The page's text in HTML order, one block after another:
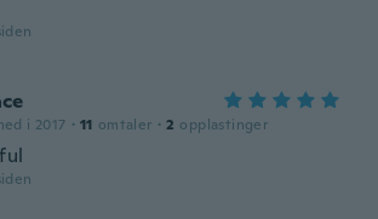
i 2017 · 11 omtaler · 2 opplastinger